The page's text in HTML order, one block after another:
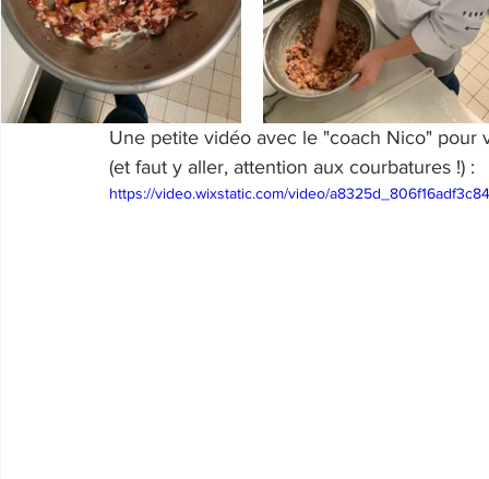
Une petite vidéo avec le "coach Nico"
(et faut y aller, attention aux courbatures !) :
https://video.wixstatic.com/video/